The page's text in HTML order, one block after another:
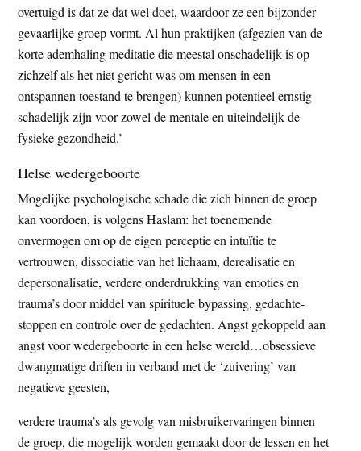
overtuigd is dat ze dat wel doet, waardoor ze een bijzonder
gevaarlijke groep vormt. Al hun praktijken (afgezien van de
korte ademhaling meditatie die meestal onschadelijk is op
zichzelf als het niet gericht was om mensen in een
ontspannen toestand te brengen) kunnen potentieel ernstig
schadelijk zijn voor zowel de mentale en uiteindelijk de
fysieke gezondheid.’
Helse wedergeboorte
Mogelijke psychologische schade die zich binnen de groep
kan voordoen, is volgens Haslam: het toenemende
onvermogen om op de eigen perceptie en intuïtie te
vertrouwen, dissociatie van het lichaam, derealisatie en
depersonalisatie, verdere onderdrukking van emoties en
trauma’s door middel van spirituele bypassing, gedachte-
stoppen en controle over de gedachten. Angst gekoppeld aan
angst voor wedergeboorte in een helse wereld…obsessieve
dwangmatige driften in verband met de ‘zuivering’ van
negatieve geesten,
verdere trauma’s als gevolg van misbruikervaringen binnen
de groep, die mogelijk worden gemaakt door de lessen en het